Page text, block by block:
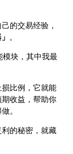
的交易经验，
。
模块，其中我最
比例，它就能
收益，帮助你
。
的秘密，就藏